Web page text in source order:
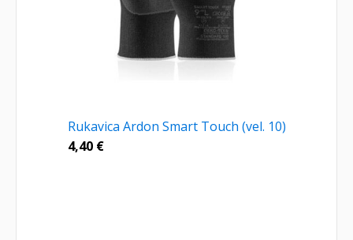
Rukavica Ardon Smart Touch (vel. 10)
4,40 €